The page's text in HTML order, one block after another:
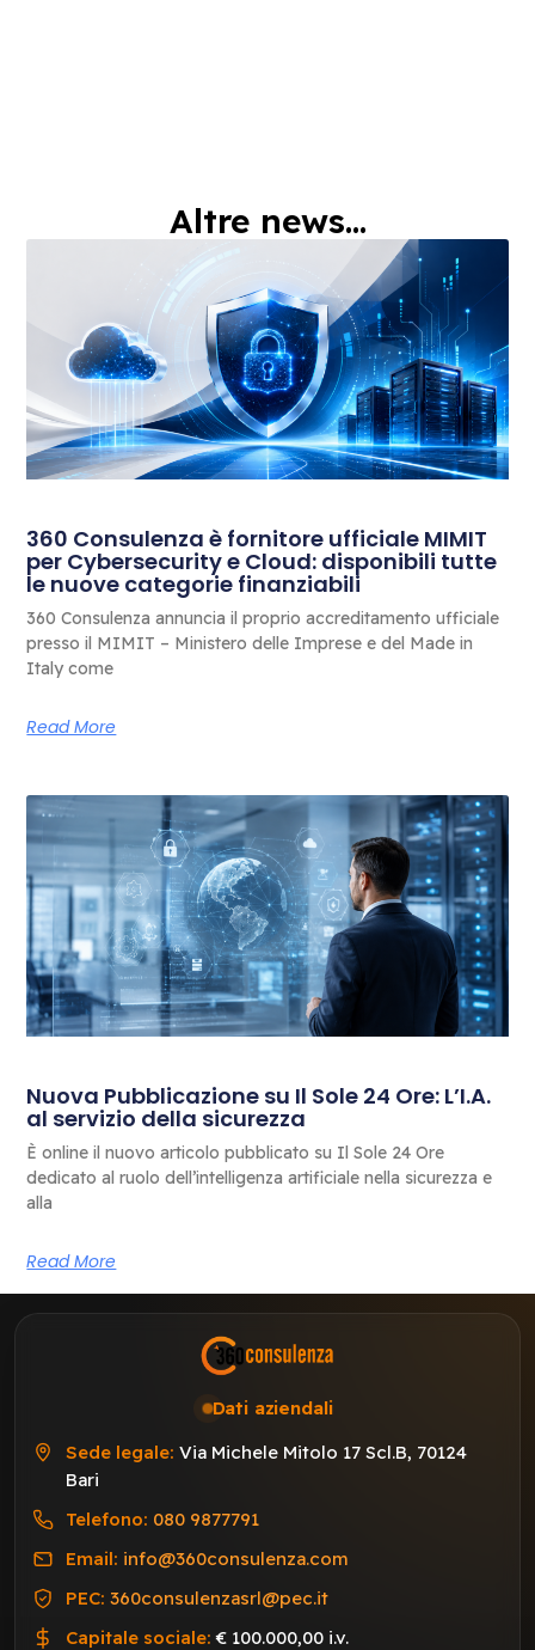
Altre news...
360 Consulenza è fornitore ufficiale MIMIT
per Cybersecurity e Cloud: disponibili tutte
le nuove categorie finanziabili
360 Consulenza annuncia il proprio accreditamento ufficiale
presso il MIMIT – Ministero delle Imprese e del Made in
Italy come
Read More
Nuova Pubblicazione su Il Sole 24 Ore: L’I.A.
al servizio della sicurezza
È online il nuovo articolo pubblicato su Il Sole 24 Ore
dedicato al ruolo dell’intelligenza artificiale nella sicurezza e
alla
Read More
Dati aziendali
Sede legale: Via Michele Mitolo 17 Scl.B, 70124
Bari
Telefono: 080 9877791
Email: info@360consulenza.com
PEC: 360consulenzasrl@pec.it
Capitale sociale: € 100.000,00 i.v.